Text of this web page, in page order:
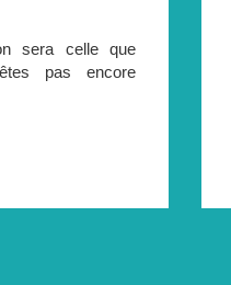
sera celle que
pas encore